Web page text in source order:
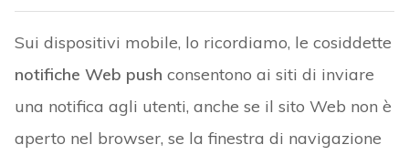
Sui dispositivi mobile, lo ricordiamo, le cosiddette
notifiche Web push consentono ai siti di inviare
una notifica agli utenti, anche se il sito Web non è
aperto nel browser, se la finestra di navigazione